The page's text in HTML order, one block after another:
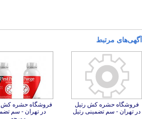
آگهی‌های مرتبط
فروشگاه حشره کش رتیل
در تهران - سم تضمینی رتیل
فروشگاه حشره کش
در تهران - سم